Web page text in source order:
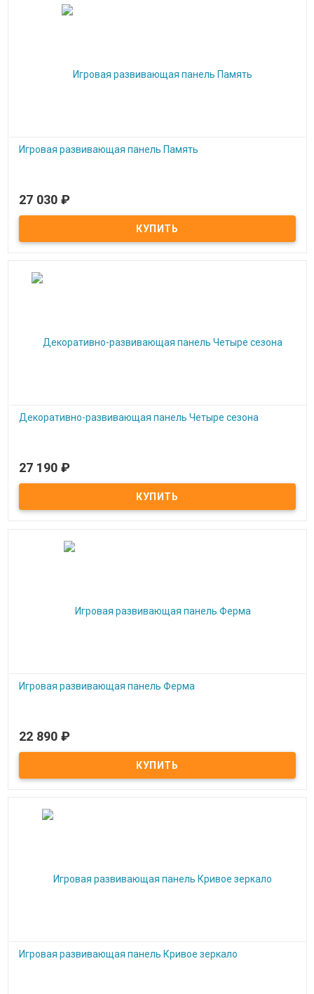
Игровая развивающая панель Память
Под заказ
Игровая развивающая панель Память
27 030 ₽
Декоративно-развивающая панель Четыре сезона
Под заказ
Декоративно-развивающая панель Четыре сезона
27 190 ₽
Игровая развивающая панель Ферма
Под заказ
Игровая развивающая панель Ферма
22 890 ₽
Игровая развивающая панель Кривое зеркало